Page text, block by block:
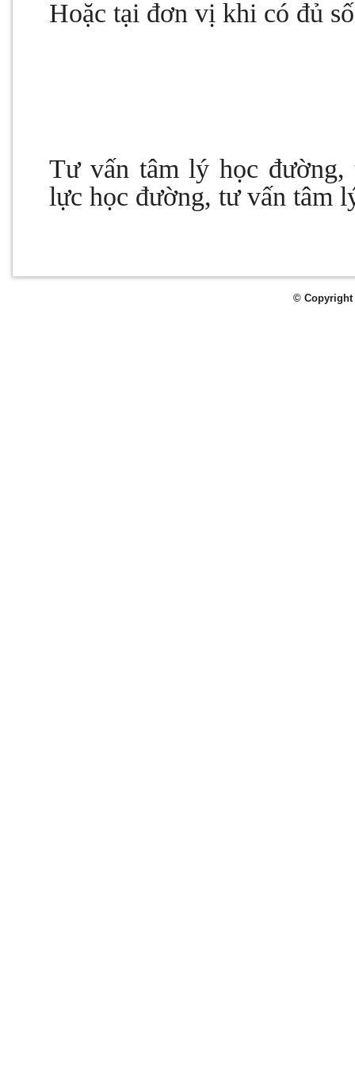
Hoặc tại đơn vị khi có đủ
Tư vấn tâm lý học đường,
lực học đường, tư vấn tâm
© Copyright